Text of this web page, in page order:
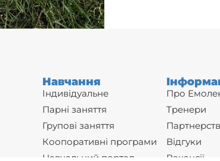
Навчання
Індивідуальне
Парні заняття
Групові заняття
Коопоративні програми
Навчальний портал
Про
Тренери
Відгуки
Вакансії